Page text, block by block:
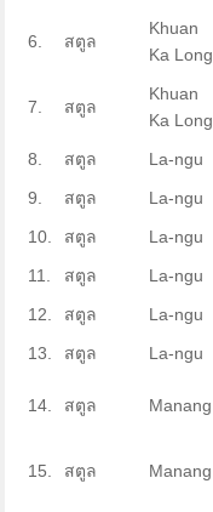
6. สตูล
Khuan
Ka Long
7. สตูล
Khuan
Ka Long
8. สตูล La-ngu
9.
สตูล La-ngu
10.
สตูล La-ngu
11.
สตูล La-ngu
12.
สตูล La-ngu
13.
สตูล La-ngu
14. สตูล Manang
15. สตูล Manang